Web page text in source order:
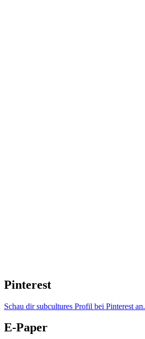
Pinterest
Schau dir subcultures Profil bei Pinterest an.
E-Paper